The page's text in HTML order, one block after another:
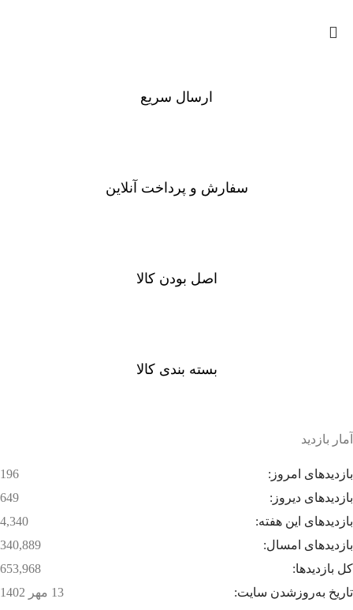
ارسال سریع
سفارش و پرداخت آنلاین
اصل بودن کالا
بسته بندی کالا
آمار بازدید
بازدیدهای امروز:
196
بازدیدهای دیروز:
649
بازدیدهای این هفته:
4,340
بازدیدهای امسال:
340,889
کل بازدیدها:
653,968
تاریخ به‌روزشدن سایت:
13 مهر 1402